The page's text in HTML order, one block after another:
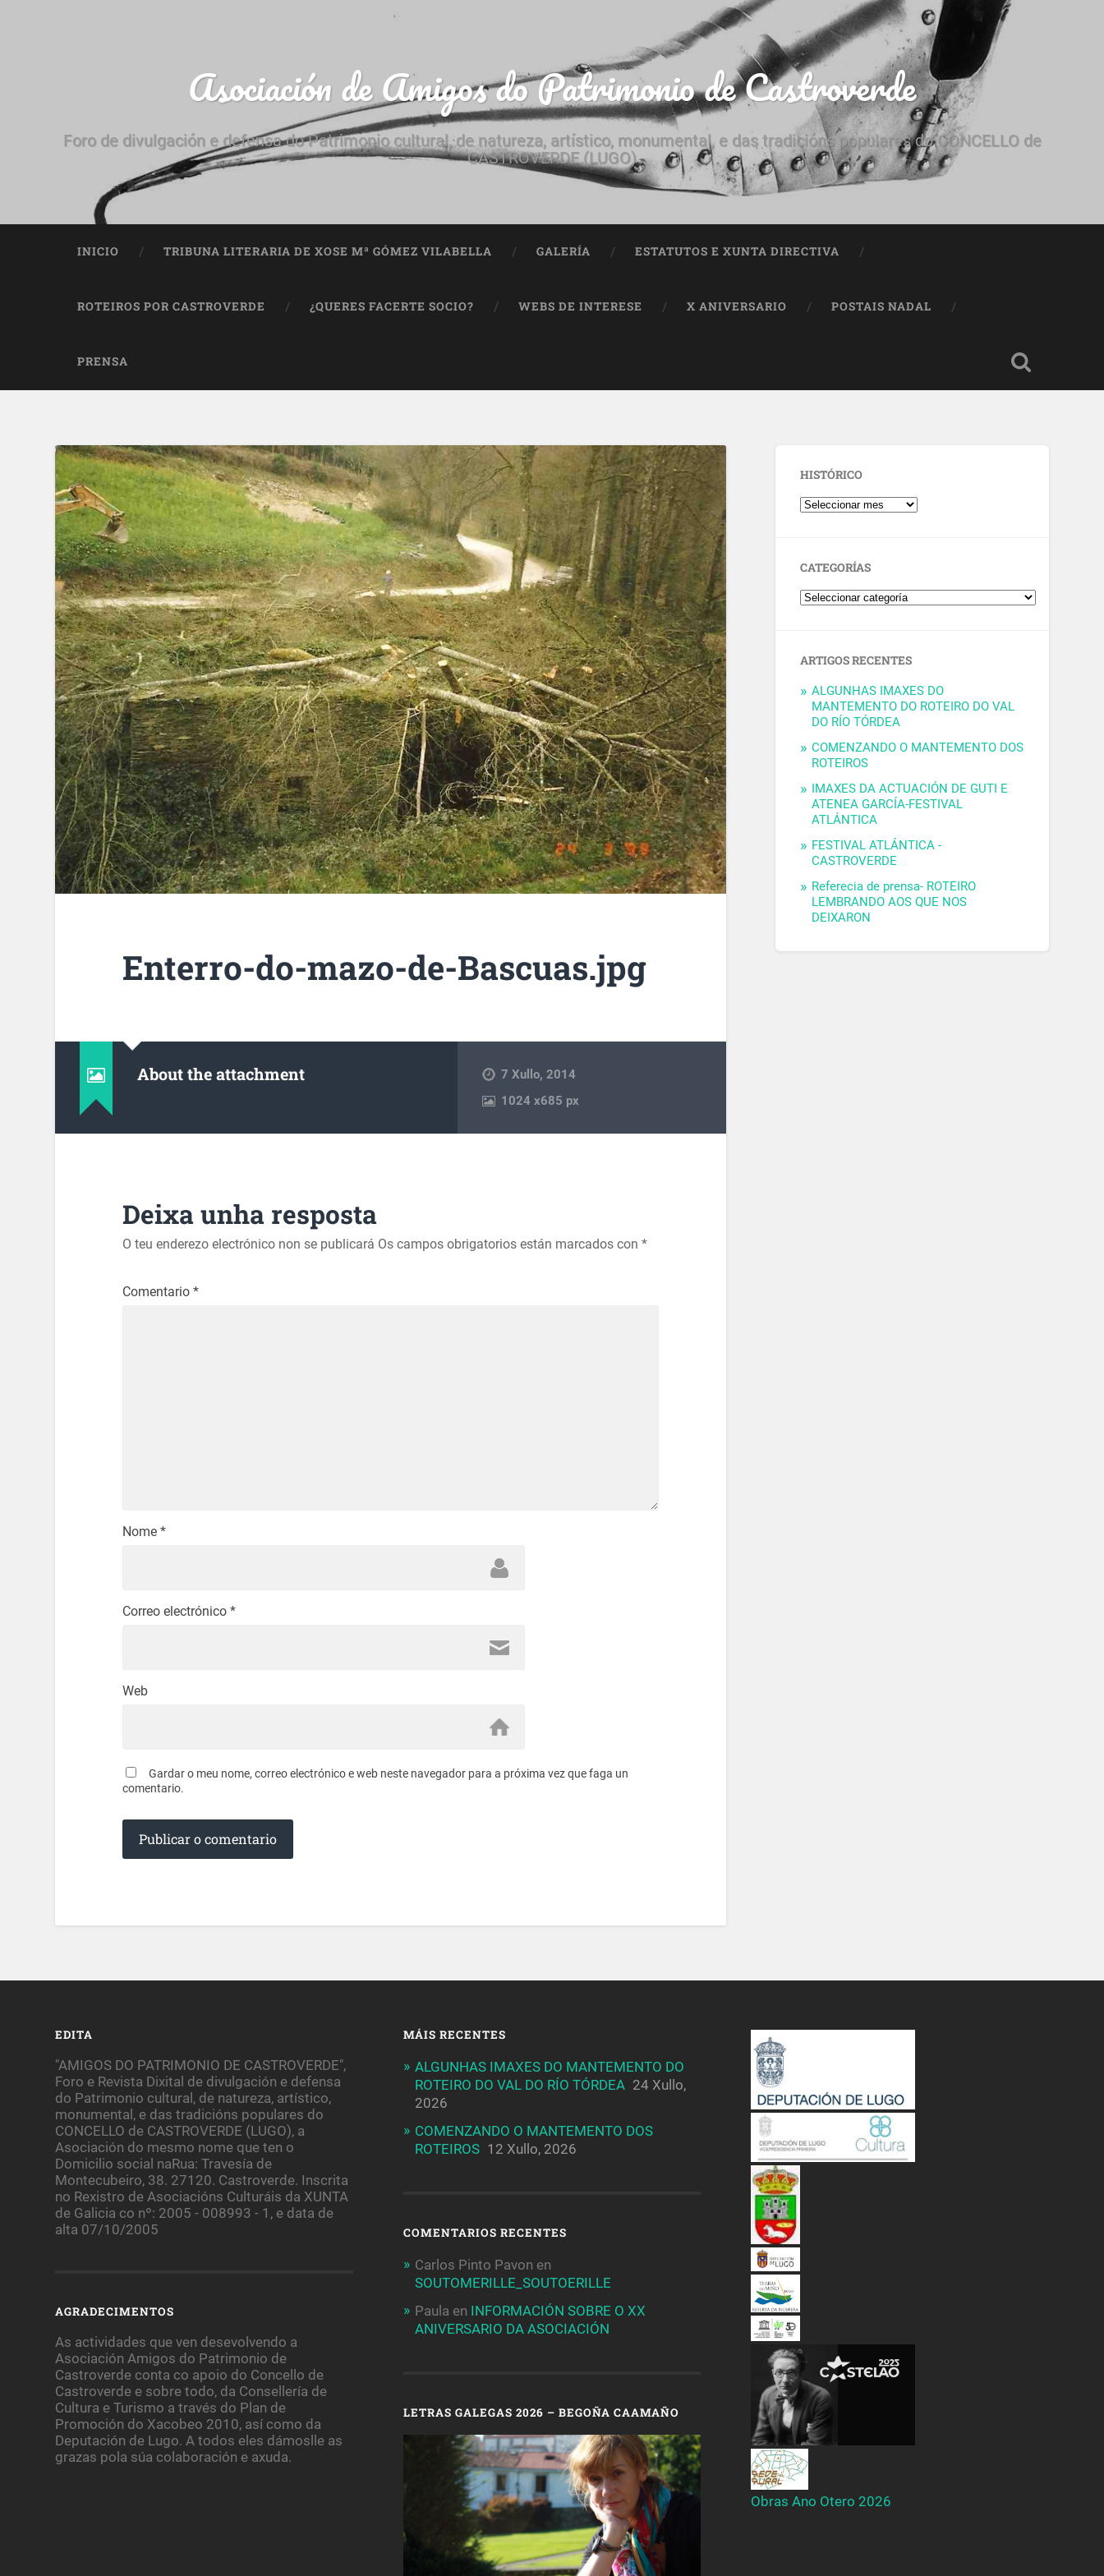
Asociación de Amigos do Patrimonio de Castroverde
Foro de divulgación e defensa do Patrimonio cultural, de natureza, artístico, monumental, e das tradicións populares do CONCELLO de
CASTROVERDE (LUGO)
INICIO TRIBUNA LITERARIA DE XOSE Mª GÓMEZ VILABELLA GALERÍA ESTATUTOS E XUNTA DIRECTIVA
ROTEIROS POR CASTROVERDE ¿QUERES FACERTE SOCIO? WEBS DE INTERESE X ANIVERSARIO POSTAIS NADAL
PRENSA
Enterro-do-mazo-de-Bascuas.jpg
About the attachment
7 Xullo, 2014
1024x685 px
Deixa unha resposta
O teu enderezo electrónico non se publicará Os campos obrigatorios están marcados con *
Comentario *
Nome *
Correo electrónico *
Web
Gardar o meu nome, correo electrónico e web neste navegador para a próxima vez que faga un
comentario.
HISTÓRICO
CATEGORÍAS
ARTIGOS RECENTES
ALGUNHAS IMAXES DO
MANTEMENTO DO ROTEIRO DO VAL
DO RÍO TÓRDEA
COMENZANDO O MANTEMENTO DOS
ROTEIROS
IMAXES DA ACTUACIÓN DE GUTI E
ATENEA GARCÍA-FESTIVAL
ATLÁNTICA
FESTIVAL ATLÁNTICA -
CASTROVERDE
Referecia de prensa- ROTEIRO
LEMBRANDO AOS QUE NOS
DEIXARON
EDITA
"AMIGOS DO PATRIMONIO DE CASTROVERDE",
Foro e Revista Dixital de divulgación e defensa
do Patrimonio cultural, de natureza, artístico,
monumental, e das tradicións populares do
CONCELLO de CASTROVERDE (LUGO), a
Asociación do mesmo nome que ten o
Domicilio social naRua: Travesía de
Montecubeiro, 38. 27120. Castroverde. Inscrita
no Rexistro de Asociacións Culturáis da XUNTA
de Galicia co nº: 2005 - 008993 - 1, e data de
alta 07/10/2005
AGRADECIMENTOS
As actividades que ven desevolvendo a
Asociación Amigos do Patrimonio de
Castroverde conta co apoio do Concello de
Castroverde e sobre todo, da Consellería de
Cultura e Turismo a través do Plan de
Promoción do Xacobeo 2010, así como da
Deputación de Lugo. A todos eles dámoslle as
grazas pola súa colaboración e axuda.
MÁIS RECENTES
ALGUNHAS IMAXES DO MANTEMENTO DO
ROTEIRO DO VAL DO RÍO TÓRDEA 24 Xullo,
2026
COMENZANDO O MANTEMENTO DOS
ROTEIROS 12 Xullo, 2026
COMENTARIOS RECENTES
Carlos Pinto Pavon en
SOUTOMERILLE_SOUTOERILLE
Paula en INFORMACIÓN SOBRE O XX
ANIVERSARIO DA ASOCIACIÓN
LETRAS GALEGAS 2026 – BEGOÑA CAAMAÑO
Obras Ano Otero 2026